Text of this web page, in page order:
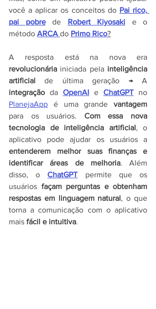
você a aplicar os conceitos do Pai rico,
pai pobre de Robert Kiyosaki e o
método ARCA do Primo Rico?
revolucionária iniciada pela inteligência
artificial
integração da OpenAI e ChatGPT
PlanejaApp
é uma grande vantagem
para os usuários. Com essa nova
tecnologia de inteligência artificial , o
entenderem melhor suas finanças e
identificar áreas de melhoria. Além
disso, o ChatGPT permite que os
usuários façam perguntas e obtenham
respostas em linguagem natural , o que
torna a comunicação com o aplicativo
mais fácil e intuitiva.